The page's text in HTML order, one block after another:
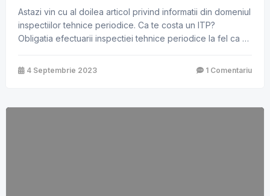
Astazi vin cu al doilea articol privind informatii din domeniul
inspectiilor tehnice periodice. Ca te costa un ITP?
Obligatia efectuarii inspectiei tehnice periodice la fel ca şi
categoria vehiculului, revine detinatorului legal al acestuia.
Termenul pentru efectuarea primei inspectii tehnice
4 Septembrie 2023 1 Comentariu